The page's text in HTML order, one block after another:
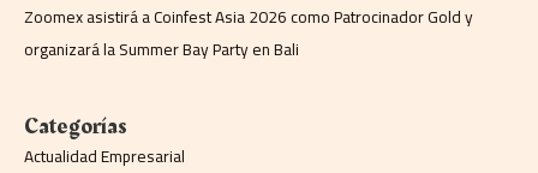
Zoomex asistirá a Coinfest Asia 2026 como Patrocinador Gold y
organizará la Summer Bay Party en Bali
Categorías
Actualidad Empresarial